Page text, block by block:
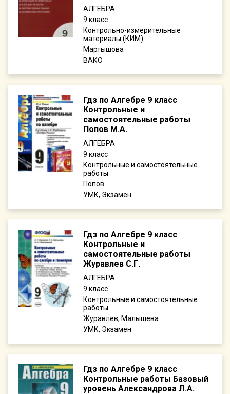
АЛГЕБРА
9
Контрольно-измерительные
материалы (КИМ)
Мартышова
ВАКО
Гдз по Алгебре 9 класс
Контрольные и
самостоятельные работы
Попов М.А.
АЛГЕБРА
9
Контрольные и самостоятельные
работы
Попов
УМК, Экзамен
Гдз по Алгебре 9 класс
Контрольные и
самостоятельные работы
Журавлев С.Г.
АЛГЕБРА
9
Контрольные и самостоятельные
работы
Журавлев, Малышева
УМК, Экзамен
Гдз по Алгебре 9 класс
Контрольные работы Базовый
уровень Александрова Л.А.